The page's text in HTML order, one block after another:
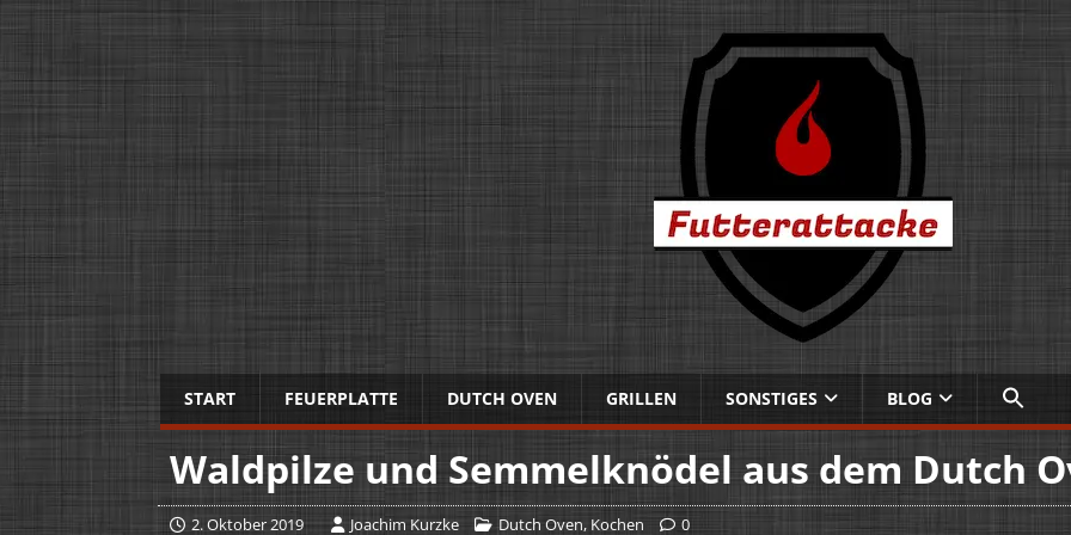
START FEUERPLATTE DUTCH OVEN GRILLEN SONSTIGES BLOG
Waldpilze und Semmelknödel aus dem Dutch
2. Oktober 2019 Joachim Kurzke Dutch Oven, Kochen 0